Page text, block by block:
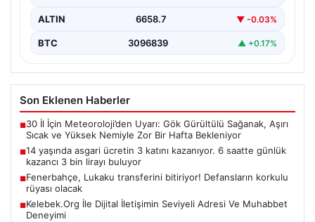
ALTIN 6658.7 ▼ -0.03%
BTC 3096839 ▲ +0.17%
Son Eklenen Haberler
■30 İl İçin Meteoroloji’den Uyarı: Gök Gürültülü Sağanak, Aşırı
Sıcak ve Yüksek Nemiyle Zor Bir Hafta Bekleniyor
■14 yaşında asgari ücretin 3 katını kazanıyor. 6 saatte günlük
kazancı 3 bin lirayı buluyor
■Fenerbahçe, Lukaku transferini bitiriyor! Defansların korkulu
rüyası olacak
■Kelebek.Org İle Dijital İletişimin Seviyeli Adresi Ve Muhabbet
Deneyimi